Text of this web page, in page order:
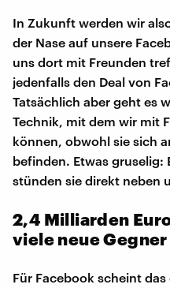
In Zukunft werden wir
der Nase auf unsere
uns dort mit Freunden
jedenfalls den Deal von
Tatsächlich aber geht es
Technik, mit dem wir mit
können, obwohl sie sich
befinden. Etwas gruselig:
stünden sie direkt neben
2,4 Milliarden
viele neue Gegner
Für Facebook scheint